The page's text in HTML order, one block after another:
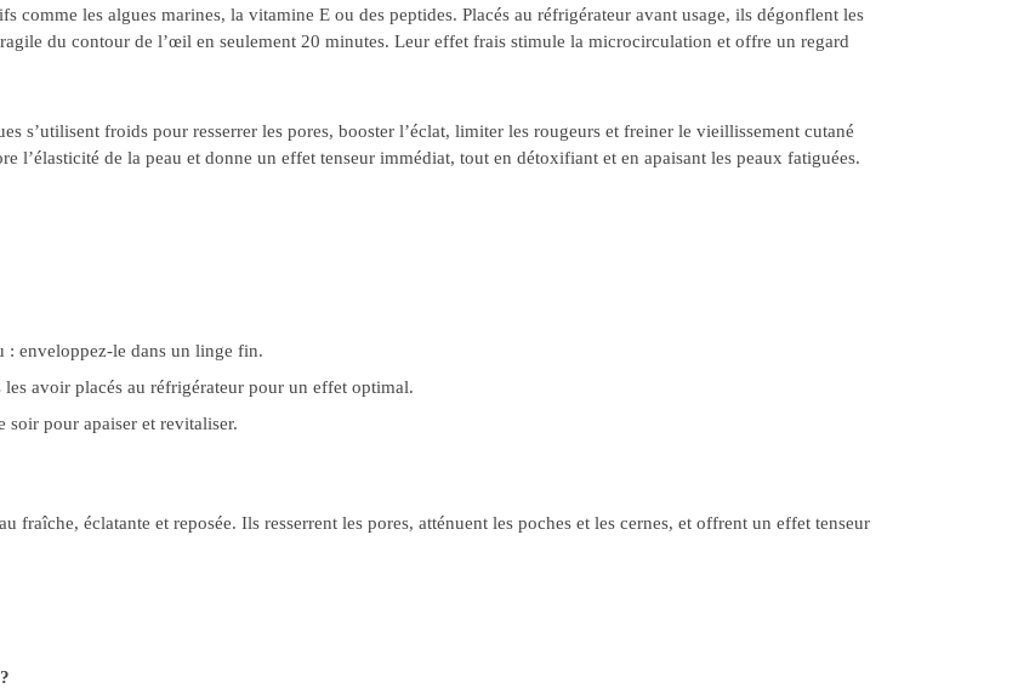
comme les algues marines, la vitamine E ou des peptides. Placés au réfrigérateur avant usage, ils dégonflent les
du contour de l’œil en seulement 20 minutes. Leur effet frais stimule la microcirculation et offre un regard
s’utilisent froids pour resserrer les pores, booster l’éclat, limiter les rougeurs et freiner le vieillissement cutané
l’élasticité de la peau et donne un effet tenseur immédiat, tout en détoxifiant et en apaisant les peaux fatiguées.
: enveloppez-le dans un linge fin.
avoir placés au réfrigérateur pour un effet optimal.
soir pour apaiser et revitaliser.
fraîche, éclatante et reposée. Ils resserrent les pores, atténuent les poches et les cernes, et offrent un effet tenseur